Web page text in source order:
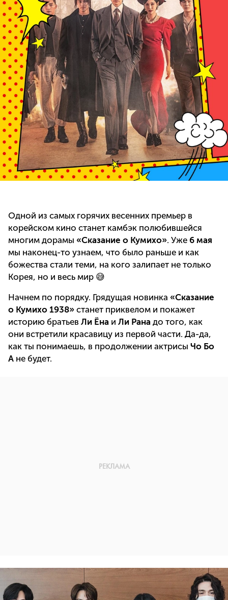
Одной из самых горячих весенних премьер в
корейском кино станет камбэк полюбившейся
многим дорамы «Сказание о Кумихо». Уже 6 мая
мы наконец-то узнаем, что было раньше и как
божества стали теми, на кого залипает не только
Корея, но и весь мир 😅
Начнем по порядку. Грядущая новинка «Сказание
о Кумихо 1938» станет приквелом и покажет
историю братьев Ли Ёна и Ли Рана до того, как
они встретили красавицу из первой части. Да-да,
как ты понимаешь, в продолжении актрисы Чо Бо
А не будет.